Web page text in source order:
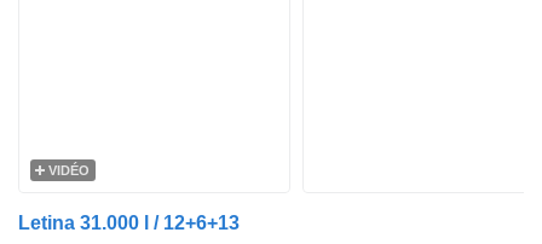
VIDÉO
Letina 31.000 l / 12+6+13